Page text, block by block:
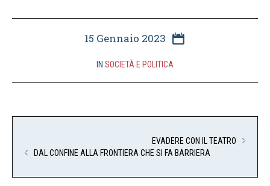
15 Gennaio 2023
IN SOCIETÀ E POLITICA
EVADERE CON IL TEATRO
DAL CONFINE ALLA FRONTIERA CHE SI FA BARRIERA